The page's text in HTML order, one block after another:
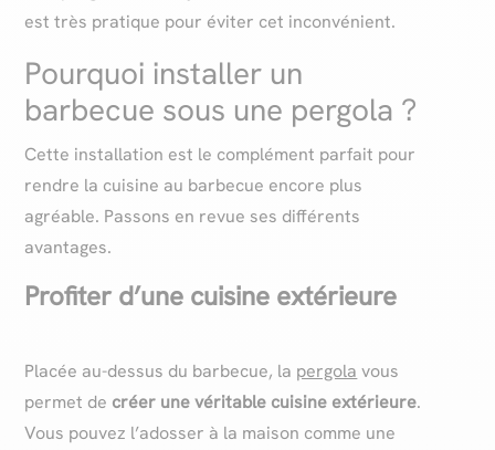
est très pratique pour éviter cet inconvénient.
Pourquoi installer un
barbecue sous une pergola ?
Cette installation est le complément parfait pour
rendre la cuisine au barbecue encore plus
agréable. Passons en revue ses différents
avantages.
Profiter d’une cuisine extérieure
Placée au-dessus du barbecue, la pergola vous
permet de créer une véritable cuisine extérieure.
Vous pouvez l’adosser à la maison comme une